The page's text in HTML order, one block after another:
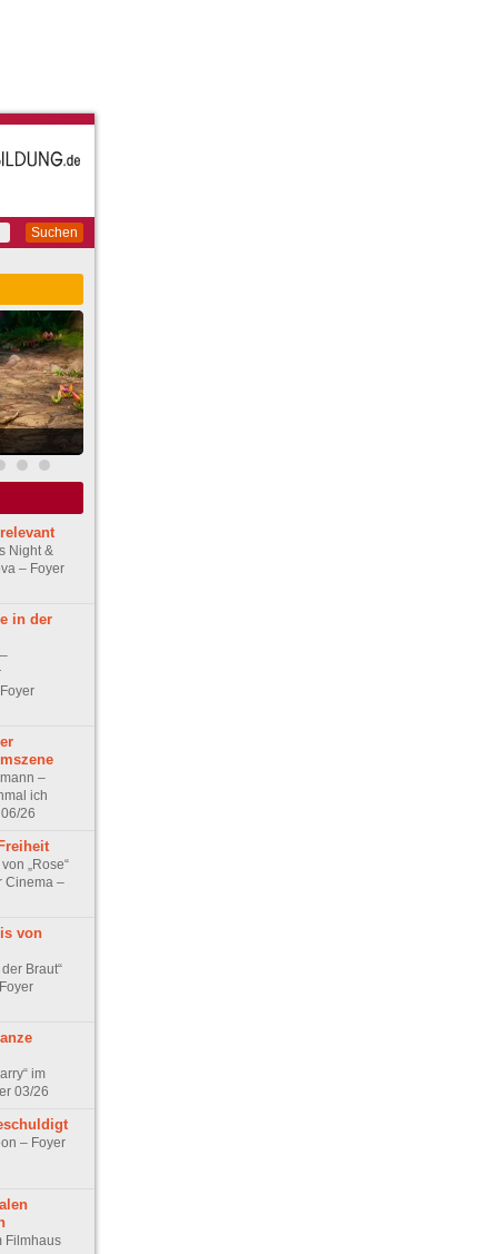
Suchen
Night &
– Foyer
in der
–
ich
26
„Rose“
Cinema –
von
der Braut“
im
03/26
– Foyer
Filmhaus